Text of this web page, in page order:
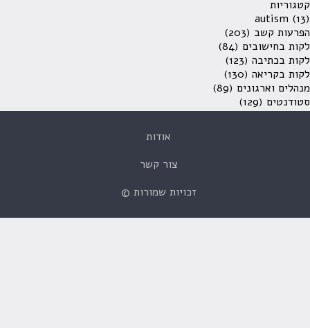
קטגוריות
autism (13)
הפרעות קשב (203)
לקות בחישובים (84)
לקות בכתיבה (123)
לקות בקריאה (130)
מנהלים וארגונים (89)
סטודנטים (129)
אודות
צור קשר
זכויות שמורות ©